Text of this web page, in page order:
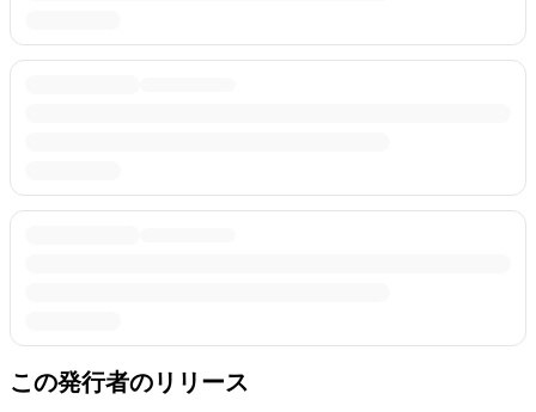
この発行者のリリース